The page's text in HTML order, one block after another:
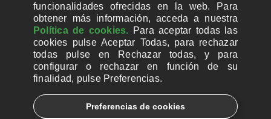
LEER MÁS
NOV
04
2025
Ucrania. “Estamos
dolidos, pero tenemos
que seguir viviendo”
funcionalidades ofrecidas en la web. Para
obtener más información, acceda a nuestra
Política de cookies. Para aceptar todas las
cookies pulse Aceptar Todas, para rechazar
todas pulse en Rechazar todas, y para
configurar o rechazar en función de su
finalidad, pulse Preferencias.
Preferencias de cookies